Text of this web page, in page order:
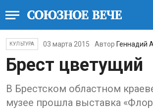
КУЛЬТУРА 03 марта 2015 Автор Геннадий
Брест цветущий
В Брестском областном
музее прошла выставка